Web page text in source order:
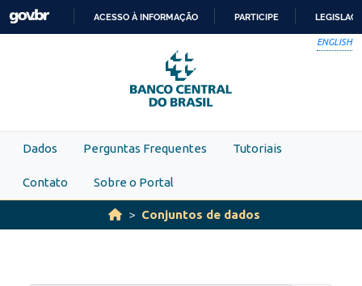
Skip to main content
PARA
O
CONTEÚDO
ACESSO À INFORMAÇÃO PARTICIPE
ENGLISH
Dados Perguntas Frequentes Tutoriais
Contato Sobre o Portal
Conjuntos de dados